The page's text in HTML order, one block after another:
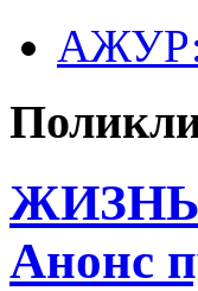
АЖУР:
Анонс